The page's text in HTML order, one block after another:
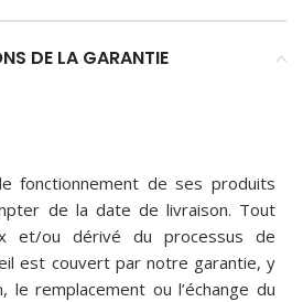
DE LA GARANTIE
fonctionnement de ses produits
de la date de livraison. Tout
et/ou dérivé du processus de
est couvert par notre garantie, y
le remplacement ou l’échange du